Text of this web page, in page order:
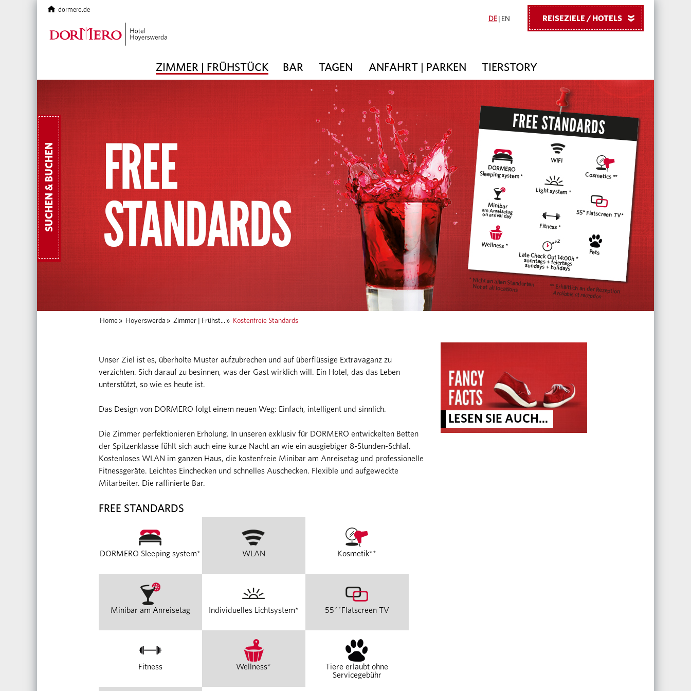
DE EN
ZIMMER | FRÜHSTÜCK BAR TAGEN ANFAHRT | PARKEN TIERSTORY
dormero.de
REISEZIELE / HOTELS »
SUCHEN & BUCHEN
Home » Hoyerswerda » Zimmer | Frühst... » Kostenfreie Standards
Unser Ziel ist es, überholte Muster aufzubrechen und auf überflüssige Extravaganz zu
verzichten. Sich darauf zu besinnen, was der Gast wirklich will. Ein Hotel, das das Leben
unterstützt, so wie es heute ist.
Das Design von DORMERO folgt einem neuen Weg: Einfach, intelligent und sinnlich.
Die Zimmer perfektionieren Erholung. In unseren exklusiv für DORMERO entwickelten Betten
der Spitzenklasse fühlt sich auch eine kurze Nacht an wie ein ausgiebiger 8-Stunden-Schlaf.
Kostenloses WLAN im ganzen Haus, die kostenfreie Minibar am Anreisetag und professionelle
Fitnessgeräte. Leichtes Einchecken und schnelles Auschecken. Flexible und aufgeweckte
Mitarbeiter. Die raffinierte Bar.
FREE STANDARDS
DORMERO Sleeping system* WLAN Kosmetik**
Minibar am Anreisetag Individuelles Lichtsystem* 55´´Flatscreen TV
Fitness Wellness*
Tiere erlaubt ohne
Servicegebühr
LESEN SIE AUCH...